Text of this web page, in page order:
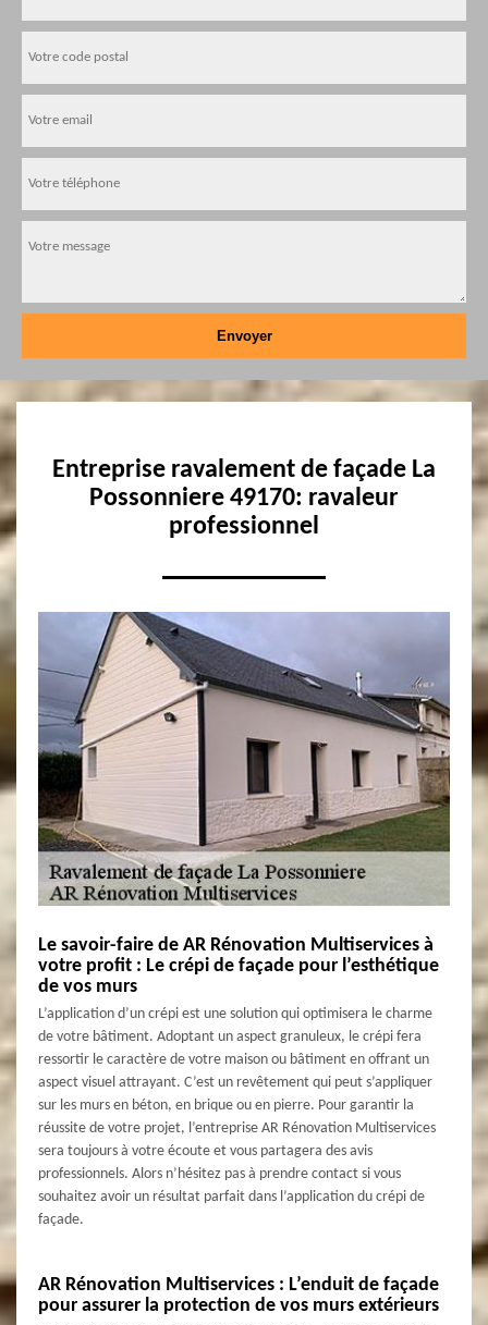
Entreprise ravalement de façade La
Possonniere 49170: ravaleur
professionnel
Le savoir-faire de AR Rénovation Multiservices à
votre profit : Le crépi de façade pour l’esthétique
de vos murs
L’application d’un crépi est une solution qui optimisera le charme
de votre bâtiment. Adoptant un aspect granuleux, le crépi fera
ressortir le caractère de votre maison ou bâtiment en offrant un
aspect visuel attrayant. C’est un revêtement qui peut s’appliquer
sur les murs en béton, en brique ou en pierre. Pour garantir la
réussite de votre projet, l’entreprise AR Rénovation Multiservices
sera toujours à votre écoute et vous partagera des avis
professionnels. Alors n’hésitez pas à prendre contact si vous
souhaitez avoir un résultat parfait dans l’application du crépi de
façade.
AR Rénovation Multiservices : L’enduit de façade
pour assurer la protection de vos murs extérieurs